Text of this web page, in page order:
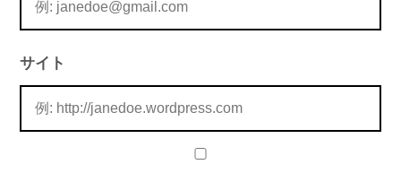
サイト